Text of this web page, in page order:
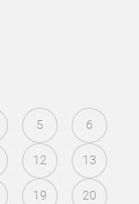
5 6
12 13
19 20